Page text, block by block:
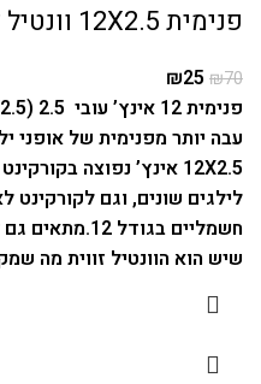
פנימית 12X2.5 וונטיל זווית לקורקינט חשמלי
₪70
₪25
פנימית 12 אינץ’ עובי 2.5 (12X2.5).הכולל וונטיל זווית.
עבה יותר מפנימית של אופני
לילגים שונים, וגם לקורקינט
חשמליים בגודל 12.
שיש הוא הוונטיל זווית מה